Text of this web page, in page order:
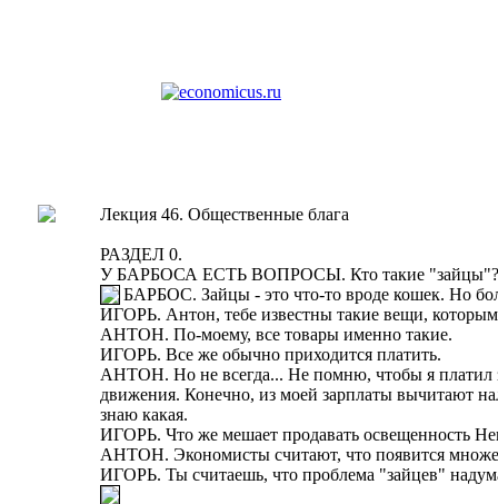
Лекция 46. Общественные блага
РАЗДЕЛ 0.
У БАРБОСА ЕСТЬ ВОПРОСЫ. Кто такие "зайцы"?
БАРБОС. Зайцы - это что-то вроде кошек. Но
ИГОРЬ. Антон, тебе известны такие вещи,
АНТОН. По-моему, все товары именно такие.
ИГОРЬ. Все же обычно приходится платить.
АНТОН. Но не всегда... Не помню, чтобы я платил
движения. Конечно, из моей зарплаты вычитают
знаю какая.
ИГОРЬ. Что же мешает продавать освещенность
АНТОН. Экономисты считают, что появится
ИГОРЬ. Ты считаешь, что проблема "зайцев"